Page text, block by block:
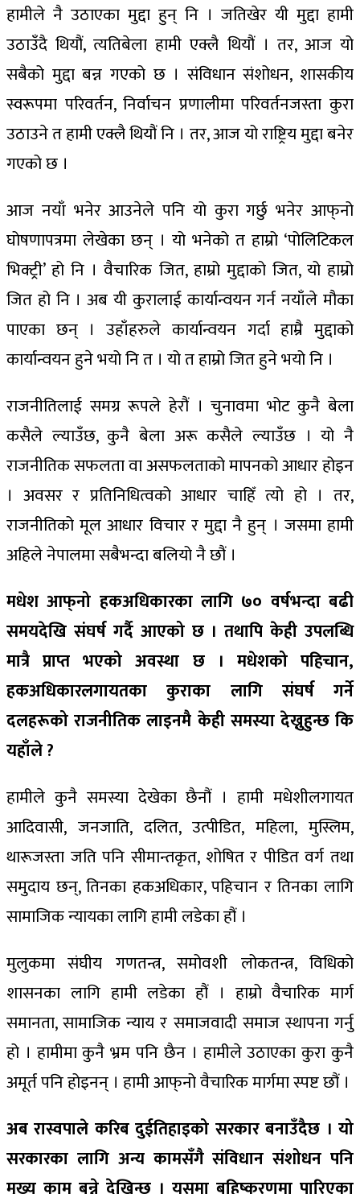
हामीले नै उठाएका मुद्दा हुन् नि । जतिखेर यी मुद्दा हामी
उठाउँदै थियौं, त्यतिबेला हामी एक्लै थियौं । तर, आज यो
सबैको मुद्दा बन्न गएको छ । संविधान संशोधन, शासकीय
स्वरूपमा परिवर्तन, निर्वाचन प्रणालीमा परिवर्तनजस्ता कुरा
उठाउने त हामी एक्लै थियौं नि । तर, आज यो राष्ट्रिय मुद्दा बनेर
गएको छ ।
आज नयाँ भनेर आउनेले पनि यो कुरा गर्छु भनेर आफ्‌नो
घोषणापत्रमा लेखेका छन् । यो भनेको त हाम्रो ‘पोलिटिकल
भिक्ट्री’ हो नि । वैचारिक जित, हाम्रो मुद्दाको जित, यो हाम्रो
जित हो नि । अब यी कुरालाई कार्यान्वयन गर्न नयाँले मौका
पाएका छन् । उहाँहरुले कार्यान्वयन गर्दा हाम्रै मुद्दाको
कार्यान्वयन हुने भयो नि त । यो त हाम्रो जित हुने भयो नि ।
राजनीतिलाई समग्र रूपले हेरौं । चुनावमा भोट कुनै बेला
कसैले ल्याउँछ, कुनै बेला अरू कसैले ल्याउँछ । यो नै
राजनीतिक सफलता वा असफलताको मापनको आधार होइन
। अवसर र प्रतिनिधित्वको आधार चाहिँ त्यो हो । तर,
राजनीतिको मूल आधार विचार र मुद्दा नै हुन् । जसमा हामी
अहिले नेपालमा सबैभन्दा बलियो नै छौं ।
मधेश आफ्‌नो हकअधिकारका लागि ७० वर्षभन्दा बढी
समयदेखि संघर्ष गर्दै आएको छ । तथापि केही उपलब्धि
मात्रै प्राप्त भएको अवस्था छ । मधेशको पहिचान,
हकअधिकारलगायतका कुराका लागि संघर्ष गर्ने
दलहरूको राजनीतिक लाइनमै केही समस्या देख्नुहुन्छ कि
यहाँले ?
हामीले कुनै समस्या देखेका छैनौं । हामी मधेशीलगायत
आदिवासी, जनजाति, दलित, उत्पीडित, महिला, मुस्लिम,
थारूजस्ता जति पनि सीमान्तकृत, शोषित र पीडित वर्ग तथा
समुदाय छन्, तिनका हकअधिकार, पहिचान र तिनका लागि
सामाजिक न्यायका लागि हामी लडेका हौं ।
मुलुकमा संघीय गणतन्त्र, समोवशी लोकतन्त्र, विधिको
शासनका लागि हामी लडेका हौं । हाम्रो वैचारिक मार्ग
समानता, सामाजिक न्याय र समाजवादी समाज स्थापना गर्नु
हो । हामीमा कुनै भ्रम पनि छैन । हामीले उठाएका कुरा कुनै
अमूर्त पनि होइनन् । हामी आफ्‌नो वैचारिक मार्गमा स्पष्ट छौं ।
अब रास्वपाले करिब दुईतिहाइको सरकार बनाउँदैछ । यो
सरकारका लागि अन्य कामसँगै संविधान संशोधन पनि